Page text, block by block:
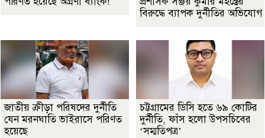
বিরুদ্ধে ব্যাপক দুর্নীতির অভিযোগ
জাতীয় ক্রীড়া পরিষদের দুর্নীতি
যেন মরনঘাতি ভাইরাসে পরিণত
হয়েছে
চট্টগ্রামের ডিসি হতে ৬৯ কোটির
দুর্নীতি, ফাঁস হলো উপসচিবের
‘সম্মতিপত্র’